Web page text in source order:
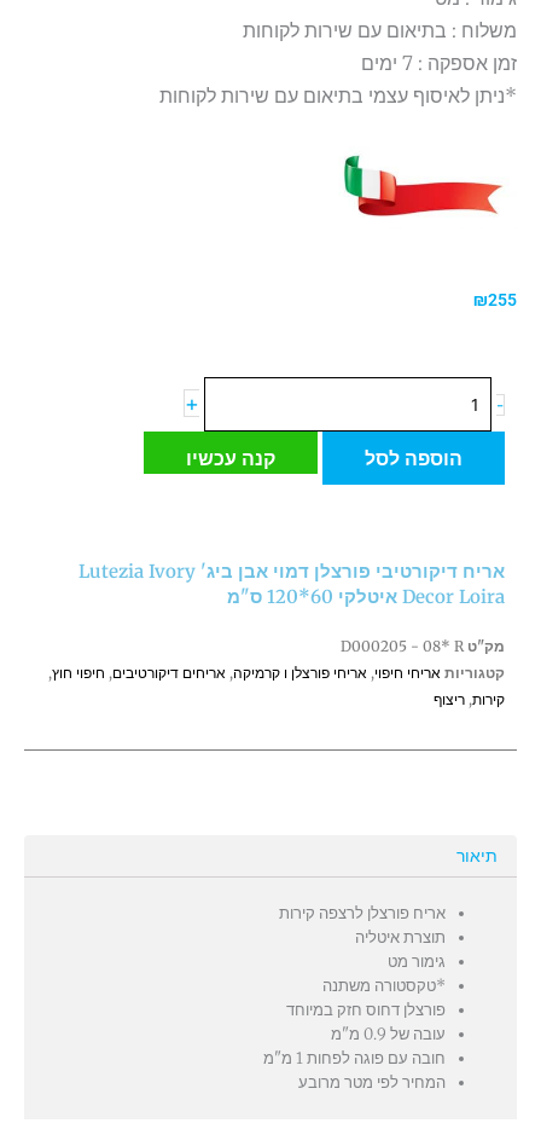
משלוח : בתיאום עם שירות לקוחות
זמן אספקה : 7 ימים
*ניתן לאיסוף עצמי בתיאום עם שירות לקוחות
₪255
-
של
דיקורטיבי
ביג'
Lutezia
Decor
Loira
איטלקי
+
הוספה לסל קנה עכשיו
אריח דיקורטיבי פורצלן דמוי אבן ביג' Lutezia Ivory
Decor Loira איטלקי 60*120 ס"מ
מק"ט D000205 - 08* R
קטגוריות אריחי חיפוי, אריחי פורצלן ו קרמיקה, אריחים דיקורטיבים, חיפוי חוץ,
קירות, ריצוף
תיאור
אריח פורצלן לרצפה קירות
תוצרת איטליה
גימור מט
*טקסטורה משתנה
פורצלן דחוס חזק במיוחד
עובה של 0.9 מ"מ
חובה עם פוגה לפחות 1 מ"מ
המחיר לפי מטר מרובע